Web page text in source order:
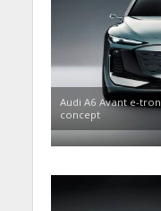
Audi A6 Avant e-tron
concept